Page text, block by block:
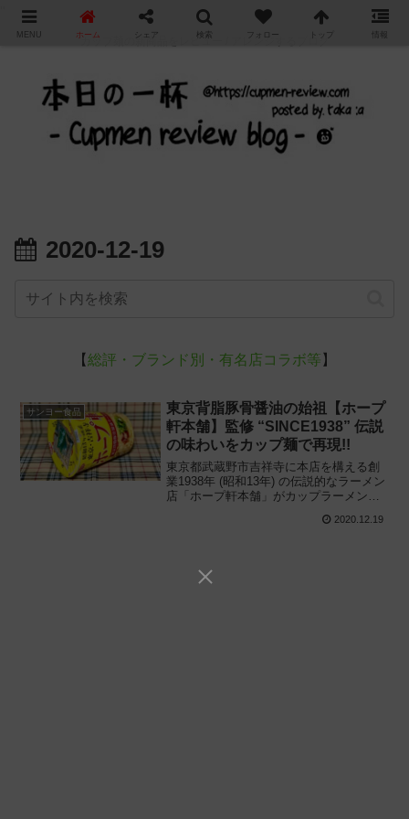
カップ麺の新商品をレビュー / アレンジするブログ
2020-12-19
【総評・ブランド別・有名店コラボ等 】
サンヨー食品
東京背脂豚骨醤油の始祖【ホープ
軒本舗】監修 “SINCE1938” 伝説
の味わいをカップ麺で再現!!
東京都武蔵野市吉祥寺に本店を構える創
業1938年 (昭和13年) の伝説的なラーメン
店「ホープ軒本舗」がカップラーメンを
軒本舗 東京背脂豚骨醤油ラーメン」を食
2020.12.19
MENU ホーム シェア 検索 フォロー トップ 情報